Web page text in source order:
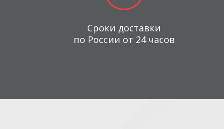
Сроки доставки
по России от 24 часов